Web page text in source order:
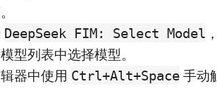
DeepSeek FIM: Select Model
型列表中选择模型。
器中使用 Ctrl+Alt+Space 手动